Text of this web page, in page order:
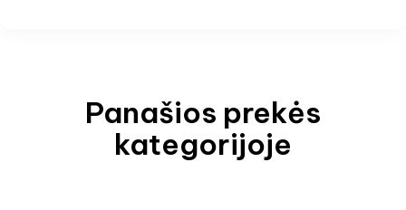
Panašios prekės
kategorijoje